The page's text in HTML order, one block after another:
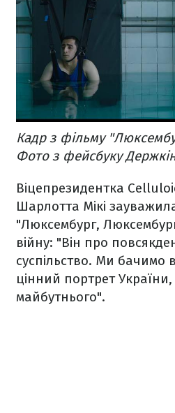
Кадр з фільму
Фото з фейсбуку
Віцепрезидентка
Шарлотта Мікі
"Люксембург,
війну: "Він про
суспільство. Ми бачимо
цінний портрет України,
майбутнього".